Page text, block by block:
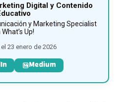
Digital y Contenido
y Marketing Specialist
Up!
23 enero de 2026
Medium